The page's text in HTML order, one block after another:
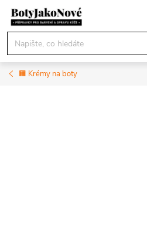
Přejít
obsah
🟧 Krémy na boty